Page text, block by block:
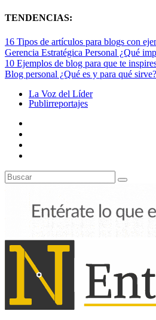
TENDENCIAS:
16 Tipos de artículos para blogs con
Gerencia Estratégica Personal ¿Qué
10 Ejemplos de blog para que te
Blog personal ¿Qué es y para qué sirve?
La Voz del Líder
Publirreportajes